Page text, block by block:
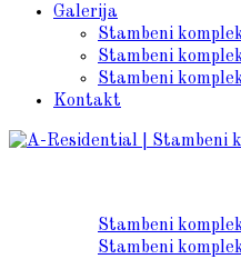
Galerija
Stambeni
Stambeni
Stambeni
Kontakt
Stambeni
Stambeni